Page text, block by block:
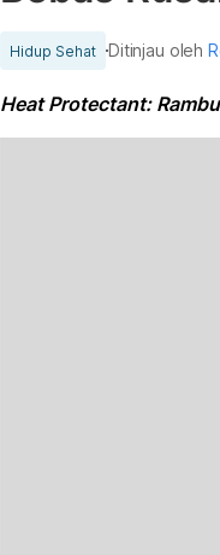
Hidup Sehat Ditinjau oleh
Heat Protectant: